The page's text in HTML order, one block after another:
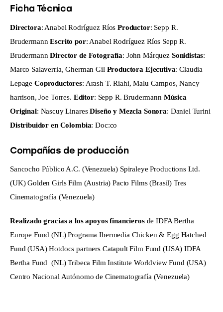
Ficha Técnica
Directora: Anabel Rodríguez Ríos Productor: Sepp R.
Brudermann Escrito por: Anabel Rodríguez Ríos Sepp R.
Brudermann Director de Fotografía: John Márquez Sonidistas:
Marco Salaverria, Gherman Gil Productora Ejecutiva: Claudia
Lepage Coproductores: Arash T. Riahi, Malu Campos, Nancy
harrison, Joe Torres. Editor: Sepp R. Brudermann Música
Original: Nascuy Linares Diseño y Mezcla Sonora: Daniel Turini
Distribuidor en Colombia: Doc:co
Compañías de producción
Sancocho Público A.C. (Venezuela) Spiraleye Productions Ltd.
(UK) Golden Girls Film (Austria) Pacto Films (Brasil) Tres
Cinematografía (Venezuela)
Realizado gracias a los apoyos financieros de IDFA Bertha
Europe Fund (NL) Programa Ibermedia Chicken & Egg Hatched
Fund (USA) Hotdocs partners Catapult Film Fund (USA) IDFA
Bertha Fund  (NL) Tribeca Film Institute Worldview Fund (USA)
Centro Nacional Autónomo de Cinematografía (Venezuela)